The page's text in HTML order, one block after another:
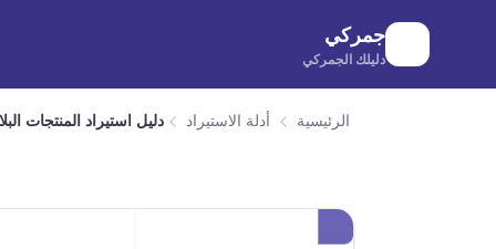
جمركي
دليلك الجمركي
الرئيسية أدلة الاستيراد دليل استيراد المنتجات